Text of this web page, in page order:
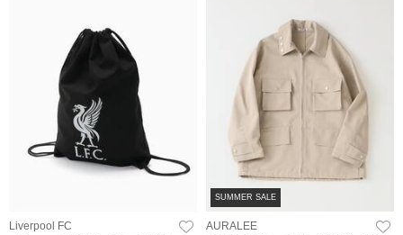
Liverpool FC
SUMMER SALE
AURALEE